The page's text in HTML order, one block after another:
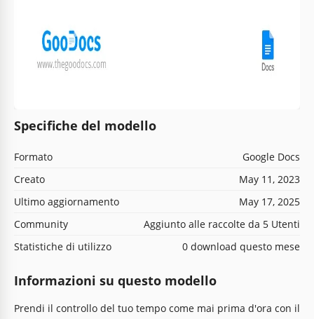
Specifiche del modello
Formato
Google Docs
Creato
May 11, 2023
Ultimo aggiornamento
May 17, 2025
Community
Aggiunto alle raccolte da 5 Utenti
Statistiche di utilizzo
0 download questo mese
Informazioni su questo modello
Prendi il controllo del tuo tempo come mai prima d'ora con il